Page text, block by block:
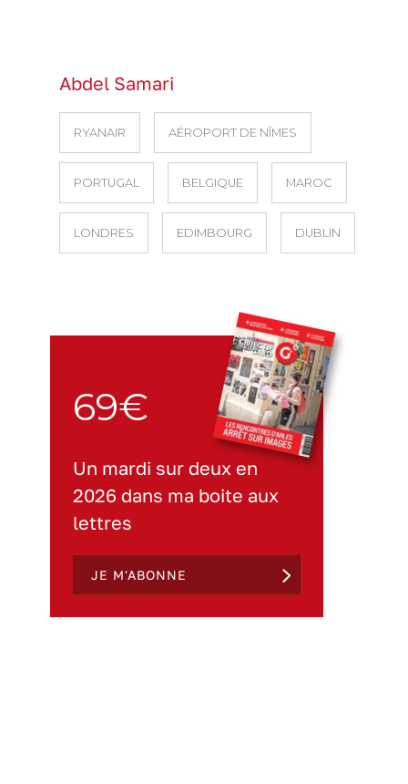
Abdel Samari
RYANAIR AÉROPORT DE NÎMES
PORTUGAL BELGIQUE MAROC
LONDRES EDIMBOURG DUBLIN
69€
Un mardi sur deux en
2026 dans ma boite aux
lettres
JE M'ABONNE